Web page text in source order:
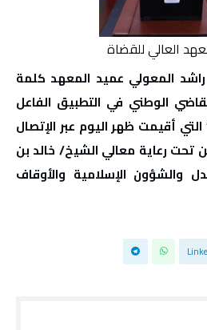
العالي للقضاة
المعولي عميد المعهد كلمة
الوطني في التطبيق الفاعل
التي أقيمت ظهر اليوم عبر الإتصال
تحت رعاية معالي الشيخ/ خالد بن
والشؤون الإسلامية والأوقاف